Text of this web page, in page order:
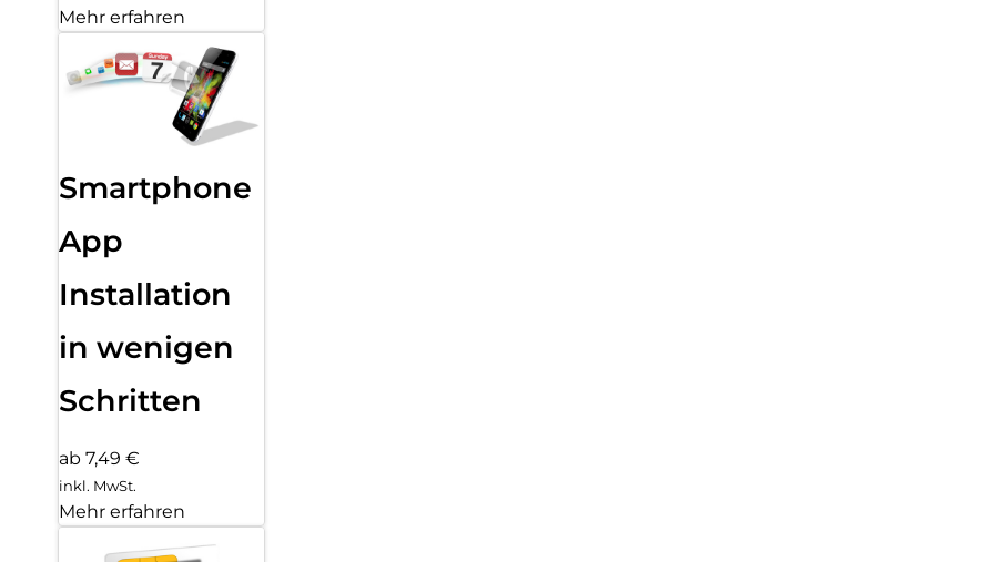
Mehr erfahren
Smartphone
App
Installation
in wenigen
Schritten
ab 7,49 €
inkl. MwSt.
Mehr erfahren